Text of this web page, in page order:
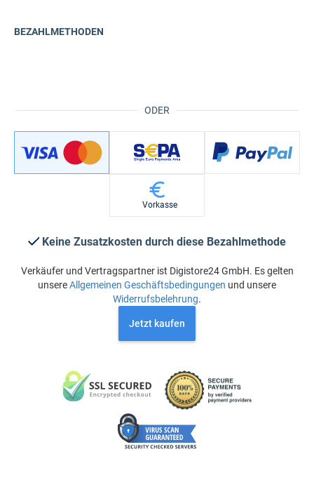
ODER
BEZAHLMETHODEN
Vorkasse
Keine Zusatzkosten durch diese Bezahlmethode
Verkäufer und Vertragspartner ist Digistore24 GmbH. Es gelten
unsereAllgemeinen Geschäftsbedingungen und unsere
Widerrufsbelehrung.
Jetzt kaufen